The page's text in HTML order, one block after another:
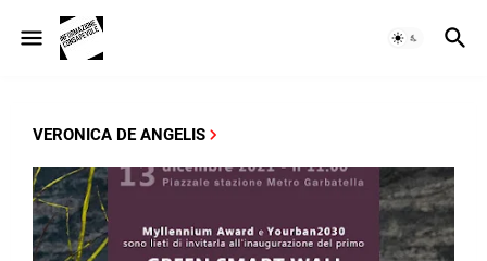
VERONICA DE ANGELIS